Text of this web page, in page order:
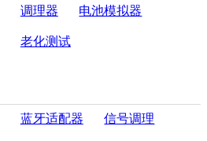
调理器 电池模拟器
老化测试
蓝牙适配器 信号调理